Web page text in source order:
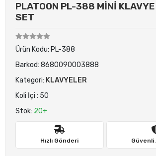
PLATOON PL-388 MİNİ KLAVYE
SET
Ürün Kodu: PL-388
Barkod: 8680090003888
Kategori: KLAVYELER
Koli İçi : 50
Stok: 20+
Hızlı Gönderi Güvenli